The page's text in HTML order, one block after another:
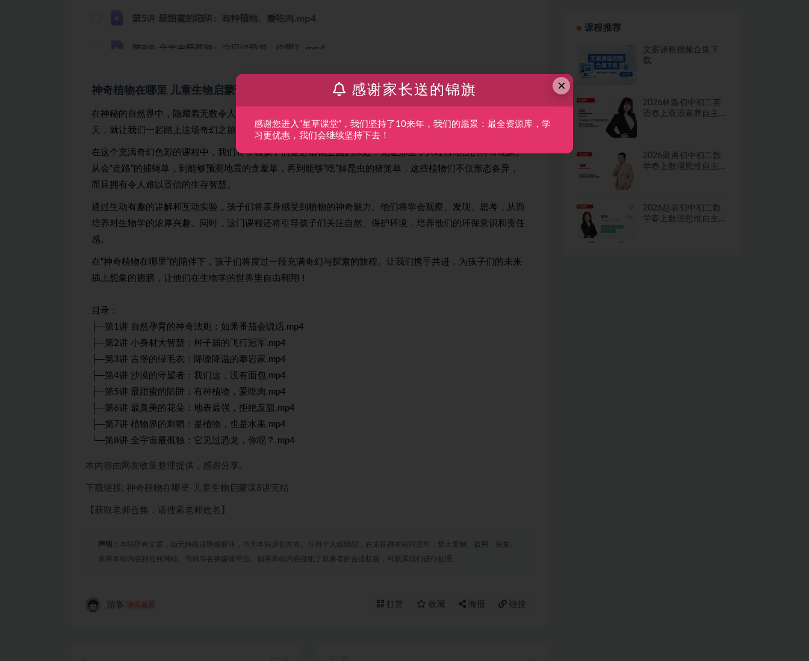
神奇植物在哪里 儿童生物启蒙课 8讲完结
在神秘的自然界中，隐藏着无数令人惊叹的奥秘。其中，最引人注目的莫过于那些拥有神奇魔力的植物们。今
天，就让我们一起踏上这场奇幻之旅，探索“神奇植物在哪里”这一儿童生物启蒙课程的精彩世界吧！
在这个充满奇幻色彩的课程中，我们将带领孩子们走进植物王国的深处，见证那些令人瞠目结舌的神奇现象。
从会“走路”的捕蝇草，到能够预测地震的含羞草，再到能够“吃”掉昆虫的猪笼草，这些植物们不仅形态各异，
而且拥有令人难以置信的生存智慧。
通过生动有趣的讲解和互动实验，孩子们将亲身感受到植物的神奇魅力。他们将学会观察、发现、思考，从而
培养对生物学的浓厚兴趣。同时，这门课程还将引导孩子们关注自然、保护环境，培养他们的环保意识和责任
感。
在“神奇植物在哪里”的陪伴下，孩子们将度过一段充满奇幻与探索的旅程。让我们携手共进，为孩子们的未来
插上想象的翅膀，让他们在生物学的世界里自由翱翔！
目录：
├─第1讲 自然孕育的神奇法则：如果番茄会说话.mp4
├─第2讲 小身材大智慧：种子届的飞行冠军.mp4
├─第3讲 古堡的绿毛衣：降噪降温的攀岩家.mp4
├─第4讲 沙漠的守望者：我们这，没有面包.mp4
├─第5讲 最甜蜜的陷阱：有种植物，爱吃肉.mp4
├─第6讲 最臭美的花朵：地表最强，拒绝反驳.mp4
├─第7讲 植物界的刺猬：是植物，也是水果.mp4
└─第8讲 全宇宙最孤独：它见过恐龙，你呢？.mp4
本内容由网友收集整理提供，感谢分享。
下载链接: 神奇植物在哪里-儿童生物启蒙课8讲完结
【获取老师合集，请搜索老师姓名】
声明： 本站所有文章，如无特殊说明或标注，均为本站原创发布。任何个人或组织，在未征得本站同意时，禁止复制、盗用、采集、
发布本站内容到任何网站、书籍等各类媒体平台。如若本站内容侵犯了原著者的合法权益，可联系我们进行处理。
游客 永久会员 打赏 收藏 海报 链接
课程推荐
文案课程视频合集下
载
2026林淼初中初二英
语春上双语素养自主
2026梁勇初中初二数
学春上数理思维自主
2026赵岩初中初二数
学春上数理思维自主
×
感谢家长送的锦旗
感谢您进入“星草课堂”，我们坚持了10来年，我们的愿景：最全资源库，学
习更优惠，我们会继续坚持下去！